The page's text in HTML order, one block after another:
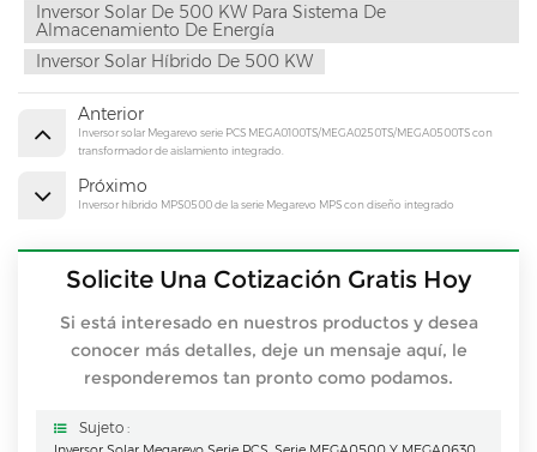
Inversor Solar De 500 KW Para Sistema De
Almacenamiento De Energía
Inversor Solar Híbrido De 500 KW
Anterior
Inversor solar Megarevo serie PCS MEGA0100TS/MEGA0250TS/MEGA0500TS con
transformador de aislamiento integrado.
Próximo
Inversor híbrido MPS0500 de la serie Megarevo MPS con diseño integrado
Solicite Una Cotización Gratis Hoy
Si está interesado en nuestros productos y desea
conocer más detalles, deje un mensaje aquí, le
responderemos tan pronto como podamos.
Sujeto :